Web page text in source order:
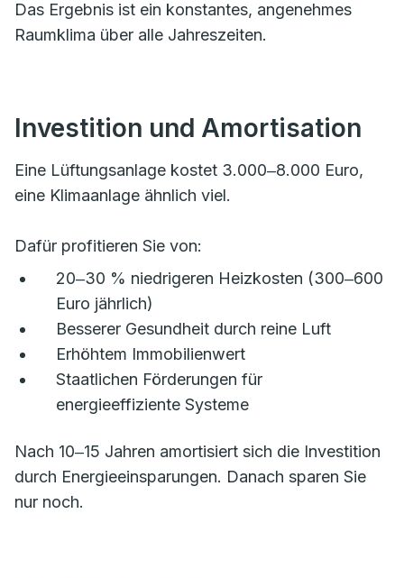
Das Ergebnis ist ein konstantes, angenehmes
Raumklima über alle Jahreszeiten.
Investition und Amortisation
Eine Lüftungsanlage kostet 3.000‒8.000 Euro,
eine Klimaanlage ähnlich viel.
Dafür profitieren Sie von:
20‒30 % niedrigeren Heizkosten (300‒600
Euro jährlich)
Besserer Gesundheit durch reine Luft
Erhöhtem Immobilienwert
Staatlichen Förderungen für
energieeffiziente Systeme
Nach 10‒15 Jahren amortisiert sich die Investition
durch Energieeinsparungen. Danach sparen Sie
nur noch.